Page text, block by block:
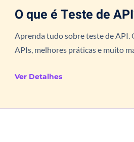
O que é Teste de
Aprenda tudo sobre teste de API.
APIs, melhores práticas e muito
Ver Detalhes